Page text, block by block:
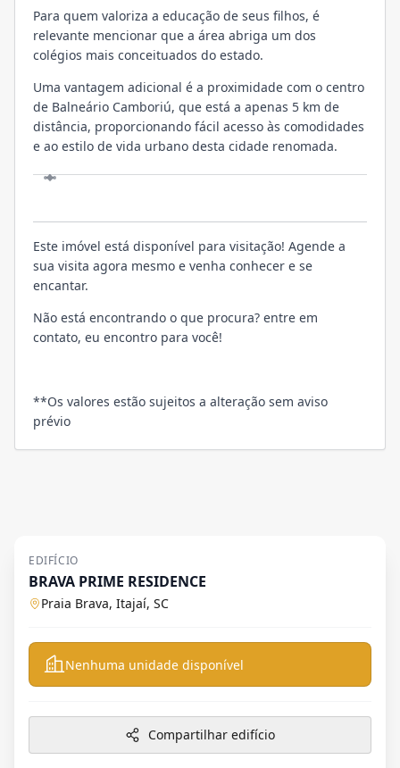
Para quem valoriza a educação de seus filhos, é
relevante mencionar que a área abriga um dos
colégios mais conceituados do estado.
Uma vantagem adicional é a proximidade com o centro
de Balneário Camboriú, que está a apenas 5 km de
distância, proporcionando fácil acesso às comodidades
e ao estilo de vida urbano desta cidade renomada.
Este imóvel está disponível para visitação! Agende a
sua visita agora mesmo e venha conhecer e se
encantar.
Não está encontrando o que procura? entre em
contato, eu encontro para você!
**Os valores estão sujeitos a alteração sem aviso
prévio
EDIFÍCIO
BRAVA PRIME RESIDENCE
Praia Brava, Itajaí, SC
Nenhuma unidade disponível
Compartilhar edifício